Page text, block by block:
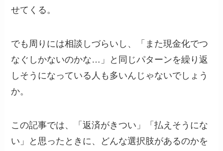
せてくる。
でも周りには相談しづらいし、「また現金化でつ
なぐしかないのかな…」と同じパターンを繰り返
しそうになっている人も多いんじゃないでしょう
か。
この記事では、「返済がきつい」「払えそうにな
い」と思ったときに、どんな選択肢があるのかを